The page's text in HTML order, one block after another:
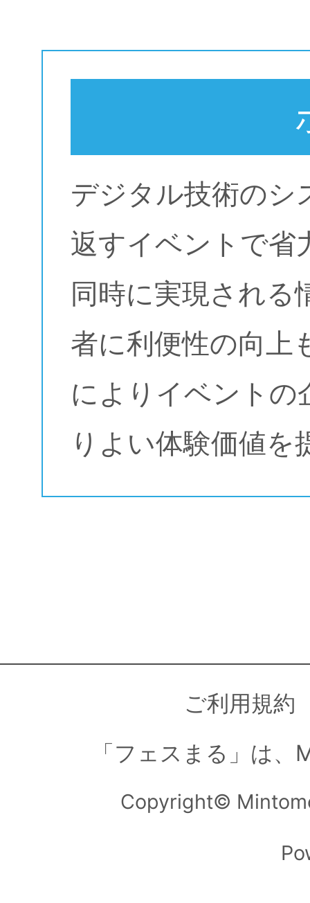
デジタル技術のシ
返すイベントで省
同時に実現される
者に利便性の向上
によりイベントの
りよい体験価値を
ご利用規約
「フェスまる」は
Copyright©